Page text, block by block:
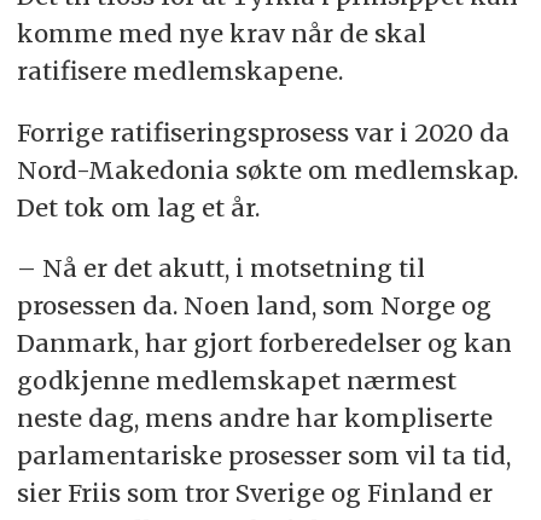
komme med nye krav når de skal
ratifisere medlemskapene.
Forrige ratifiseringsprosess var i 2020 da
Nord-Makedonia søkte om medlemskap.
Det tok om lag et år.
– Nå er det akutt, i motsetning til
prosessen da. Noen land, som Norge og
Danmark, har gjort forberedelser og kan
godkjenne medlemskapet nærmest
neste dag, mens andre har kompliserte
parlamentariske prosesser som vil ta tid,
sier Friis som tror Sverige og Finland er